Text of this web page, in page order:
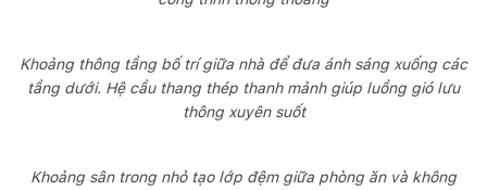
Khoảng thông tầng bố trí giữa nhà để đưa ánh sáng xuống các
tầng dưới. Hệ cầu thang thép thanh mảnh giúp luồng gió lưu
thông xuyên suốt
Khoảng sân trong nhỏ tạo lớp đệm giữa phòng ăn và không